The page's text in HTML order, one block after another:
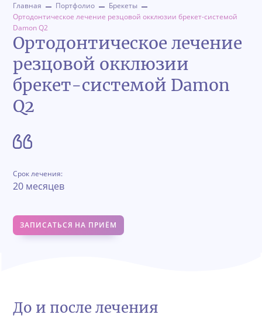
Главная Портфолио
Брекеты
Ортодонтическое лечение резцовой окклюзии брекет-системой
Damon Q2
Ортодонтическое лечение
резцовой окклюзии
брекет-системой Damon
Q2
Срок лечения:
20 месяцев
ЗАПИСАТЬСЯ НА ПРИЁМ
До и после лечения